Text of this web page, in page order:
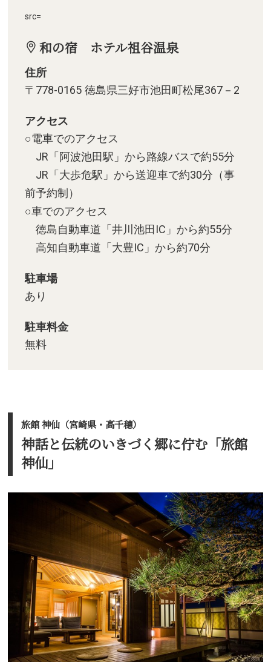
src=
和の宿 ホテル祖谷温泉
住所
〒778-0165 徳島県三好市池田町松尾367－2
アクセス
○電車でのアクセス
JR「阿波池田駅」から路線バスで約55分
JR「大歩危駅」から送迎車で約30分（事
前予約制）
○車でのアクセス
徳島自動車道「井川池田IC」から約55分
高知自動車道「大豊IC」から約70分
駐車場
あり
駐車料金
無料
旅館 神仙（宮崎県・高千穂）
神話と伝統のいきづく郷に佇む「旅館
神仙」